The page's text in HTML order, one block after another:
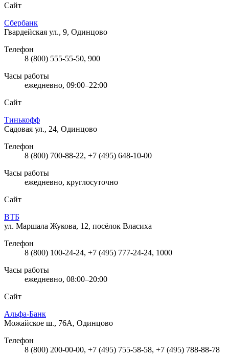
Сайт
Сбербанк
Гвардейская ул., 9, Одинцово
Телефон
8 (800) 555-55-50, 900
Часы работы
ежедневно, 09:00–22:00
Сайт
Тинькофф
Садовая ул., 24, Одинцово
Телефон
8 (800) 700-88-22, +7 (495) 648-10-00
Часы работы
ежедневно, круглосуточно
Сайт
ВТБ
ул. Маршала Жукова, 12, посёлок Власиха
Телефон
8 (800) 100-24-24, +7 (495) 777-24-24, 1000
Часы работы
ежедневно, 08:00–20:00
Сайт
Альфа-Банк
Можайское ш., 76А, Одинцово
Телефон
8 (800) 200-00-00, +7 (495) 755-58-58, +7 (495) 788-88-78